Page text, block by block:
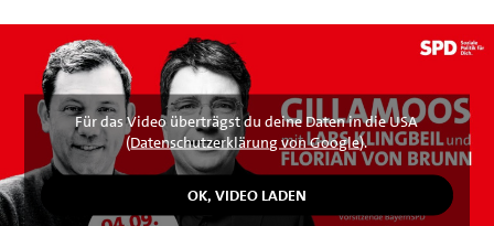
Für das Video überträgst du deine Daten in die USA
(Datenschutzerklärung von Google).